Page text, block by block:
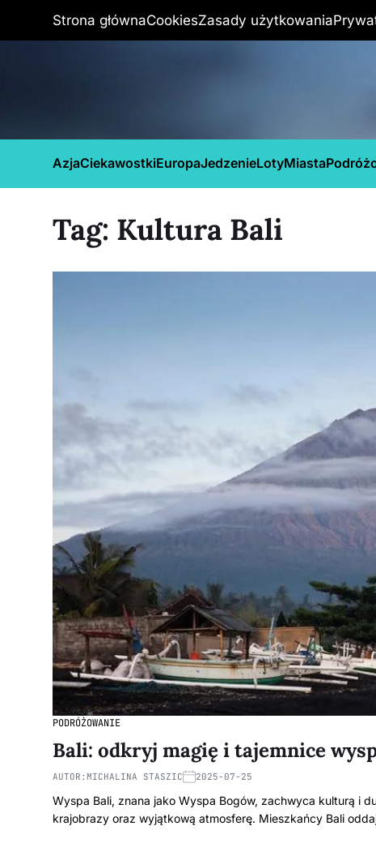
Strona głównaCookiesZasady użytkowania
AzjaCiekawostkiEuropaJedzenieLotyMiasta
Tag: Kultura Bali
PODRÓŻOWANIE
Bali: odkryj magię i tajemnice
AUTOR: MICHALINA STASZIC 2025-07-25
Wyspa Bali, znana jako Wyspa Bogów, zachwyca kulturą i
krajobrazy oraz wyjątkową atmosferę. Mieszkańcy Bali